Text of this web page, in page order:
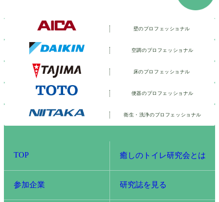
壁のプロフェッショナル
空調のプロフェッショナル
床のプロフェッショナル
便器のプロフェッショナル
衛生・洗浄のプロフェッショナル
TOP 癒しのトイレ研究会とは
参加企業 研究誌を見る